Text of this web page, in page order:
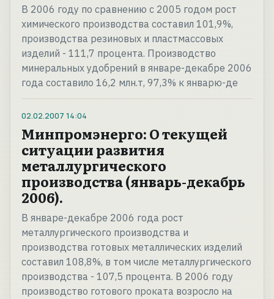
В 2006 году по сравнению с 2005 годом рост
химического производства составил 101,9%,
производства резиновых и пластмассовых
изделий - 111,7 процента. Производство
минеральных удобрений в январе-декабре 2006
года составило 16,2 млн.т, 97,3% к январю-де
02.02.2007 14:04
Минпромэнерго: О текущей
ситуации развития
металлургического
производства (январь-декабрь
2006).
В январе-декабре 2006 года рост
металлургического производства и
производства готовых металлических изделий
составил 108,8%, в том числе металлургического
производства - 107,5 процента. В 2006 году
производство готового проката возросло на